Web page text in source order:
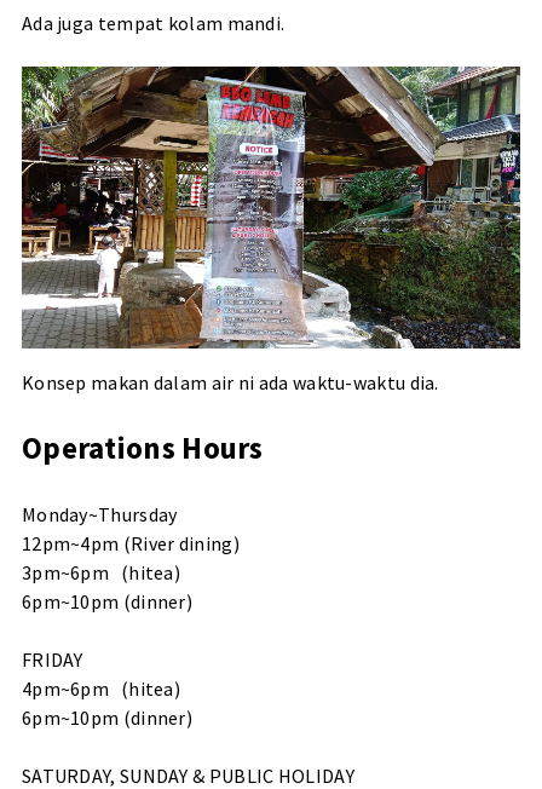
Ada juga tempat kolam mandi.
Konsep makan dalam air ni ada waktu-waktu dia.
Operations Hours
Monday~Thursday
12pm~4pm (River dining)
3pm~6pm (hitea)
6pm~10pm (dinner)
FRIDAY
4pm~6pm (hitea)
6pm~10pm (dinner)
SATURDAY, SUNDAY & PUBLIC HOLIDAY